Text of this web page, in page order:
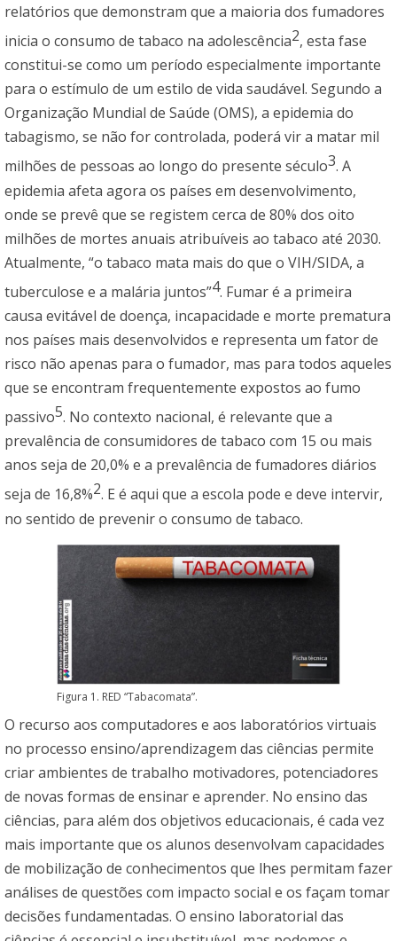
relatórios que demonstram que a maioria dos fumadores
inicia o consumo de tabaco na adolescência2, esta fase
constitui-se como um período especialmente importante
para o estímulo de um estilo de vida saudável. Segundo a
Organização Mundial de Saúde (OMS), a epidemia do
tabagismo, se não for controlada, poderá vir a matar mil
milhões de pessoas ao longo do presente século3. A
epidemia afeta agora os países em desenvolvimento,
onde se prevê que se registem cerca de 80% dos oito
milhões de mortes anuais atribuíveis ao tabaco até 2030.
Atualmente, “o tabaco mata mais do que o VIH/SIDA, a
tuberculose e a malária juntos”4. Fumar é a primeira
causa evitável de doença, incapacidade e morte prematura
nos países mais desenvolvidos e representa um fator de
risco não apenas para o fumador, mas para todos aqueles
que se encontram frequentemente expostos ao fumo
passivo5. No contexto nacional, é relevante que a
prevalência de consumidores de tabaco com 15 ou mais
anos seja de 20,0% e a prevalência de fumadores diários
seja de 16,8%2. E é aqui que a escola pode e deve intervir,
no sentido de prevenir o consumo de tabaco.
Figura 1. RED “Tabacomata”.
O recurso aos computadores e aos laboratórios virtuais
no processo ensino/aprendizagem das ciências permite
criar ambientes de trabalho motivadores, potenciadores
de novas formas de ensinar e aprender. No ensino das
ciências, para além dos objetivos educacionais, é cada vez
mais importante que os alunos desenvolvam capacidades
de mobilização de conhecimentos que lhes permitam fazer
análises de questões com impacto social e os façam tomar
decisões fundamentadas. O ensino laboratorial das